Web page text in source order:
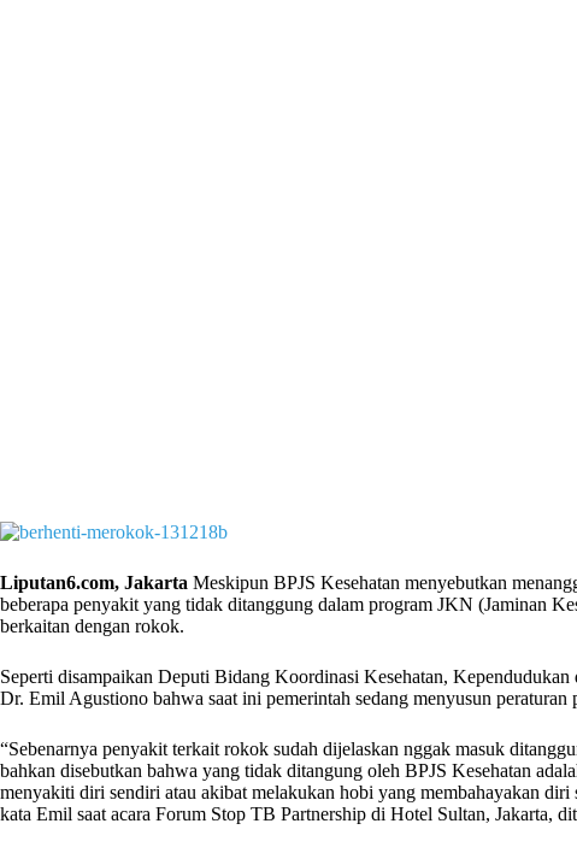
Liputan6.com, Jakarta Meskipun BPJS Kesehatan menyebutkan
beberapa penyakit yang tidak ditanggung dalam program JKN (Jaminan
berkaitan dengan rokok.
Seperti disampaikan Deputi Bidang Koordinasi Kesehatan,
Dr. Emil Agustiono bahwa saat ini pemerintah sedang menyusun
“Sebenarnya penyakit terkait rokok sudah dijelaskan nggak masuk
bahkan disebutkan bahwa yang tidak ditangung oleh BPJS Kesehatan
menyakiti diri sendiri atau akibat melakukan hobi yang membahayakan
kata Emil saat acara Forum Stop TB Partnership di Hotel Sultan, Jakarta,